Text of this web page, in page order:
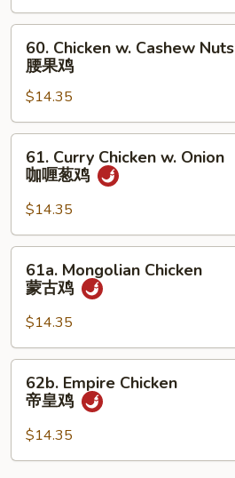
杏
仁
Chicken
Cashew
Nuts
腰
60. Chicken w. Cashew Nuts
腰果鸡
$14.35
Curry
Chicken
Onion
咖
61. Curry Chicken w. Onion
咖喱葱鸡
$14.35
Mongolian
Chicken
古
鸡
61a. Mongolian Chicken
蒙古鸡
$14.35
Empire
Chicken
皇
62b. Empire Chicken
帝皇鸡
$14.35